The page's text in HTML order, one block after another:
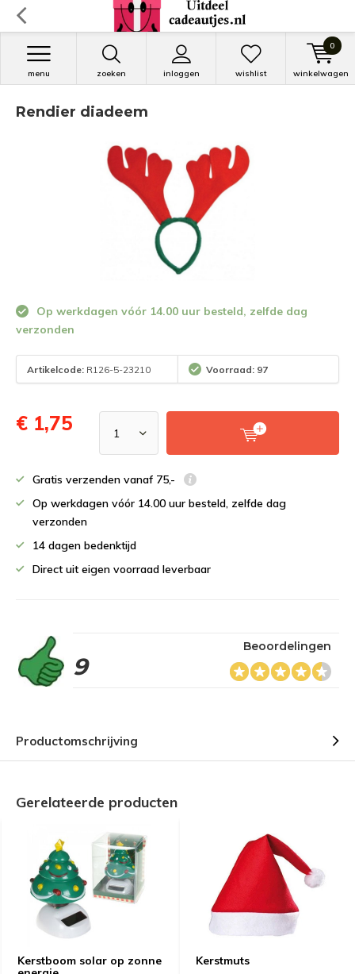
zoeken inloggen
menu wishlist winkelwagen
0
Rendier diadeem
Op werkdagen vóór 14.00 uur besteld, zelfde dag
verzonden
Artikelcode: R126-5-23210 Voorraad: 97
€ 1,75
Gratis verzenden vanaf 75,-
Op werkdagen vóór 14.00 uur besteld, zelfde dag
verzonden
14 dagen bedenktijd
Direct uit eigen voorraad leverbaar
9
Beoordelingen
Productomschrijving
Gerelateerde producten
Kerstboom solar op zonne
Kerstmuts